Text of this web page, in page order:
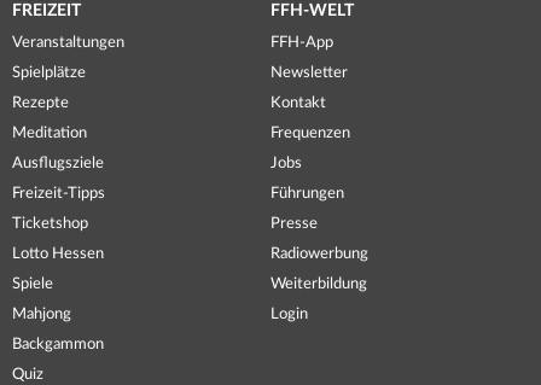
FREIZEIT
Veranstaltungen
Spielplätze
Rezepte
Meditation
Ausflugsziele
Freizeit-Tipps
Ticketshop
Lotto Hessen
Spiele
Mahjong
Backgammon
Quiz
FFH-WELT
FFH-App
Newsletter
Kontakt
Frequenzen
Jobs
Führungen
Presse
Radiowerbung
Weiterbildung
Login